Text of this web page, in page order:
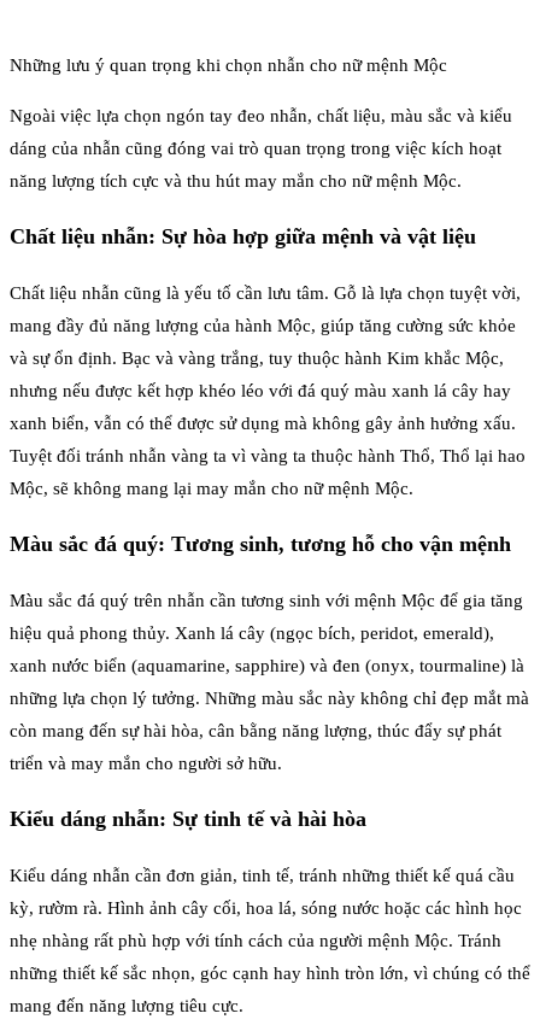
Những lưu ý quan trọng khi chọn nhẫn cho nữ mệnh Mộc
Ngoài việc lựa chọn ngón tay đeo nhẫn, chất liệu, màu sắc và kiểu
dáng của nhẫn cũng đóng vai trò quan trọng trong việc kích hoạt
năng lượng tích cực và thu hút may mắn cho nữ mệnh Mộc.
Chất liệu nhẫn: Sự hòa hợp giữa mệnh và vật liệu
Chất liệu nhẫn cũng là yếu tố cần lưu tâm. Gỗ là lựa chọn tuyệt vời,
mang đầy đủ năng lượng của hành Mộc, giúp tăng cường sức khỏe
và sự ổn định. Bạc và vàng trắng, tuy thuộc hành Kim khắc Mộc,
nhưng nếu được kết hợp khéo léo với đá quý màu xanh lá cây hay
xanh biển, vẫn có thể được sử dụng mà không gây ảnh hưởng xấu.
Tuyệt đối tránh nhẫn vàng ta vì vàng ta thuộc hành Thổ, Thổ lại hao
Mộc, sẽ không mang lại may mắn cho nữ mệnh Mộc.
Màu sắc đá quý: Tương sinh, tương hỗ cho vận mệnh
Màu sắc đá quý trên nhẫn cần tương sinh với mệnh Mộc để gia tăng
hiệu quả phong thủy. Xanh lá cây (ngọc bích, peridot, emerald),
xanh nước biển (aquamarine, sapphire) và đen (onyx, tourmaline) là
những lựa chọn lý tưởng. Những màu sắc này không chỉ đẹp mắt mà
còn mang đến sự hài hòa, cân bằng năng lượng, thúc đẩy sự phát
triển và may mắn cho người sở hữu.
Kiểu dáng nhẫn: Sự tinh tế và hài hòa
Kiểu dáng nhẫn cần đơn giản, tinh tế, tránh những thiết kế quá cầu
kỳ, rườm rà. Hình ảnh cây cối, hoa lá, sóng nước hoặc các hình học
nhẹ nhàng rất phù hợp với tính cách của người mệnh Mộc. Tránh
những thiết kế sắc nhọn, góc cạnh hay hình tròn lớn, vì chúng có thể
mang đến năng lượng tiêu cực.